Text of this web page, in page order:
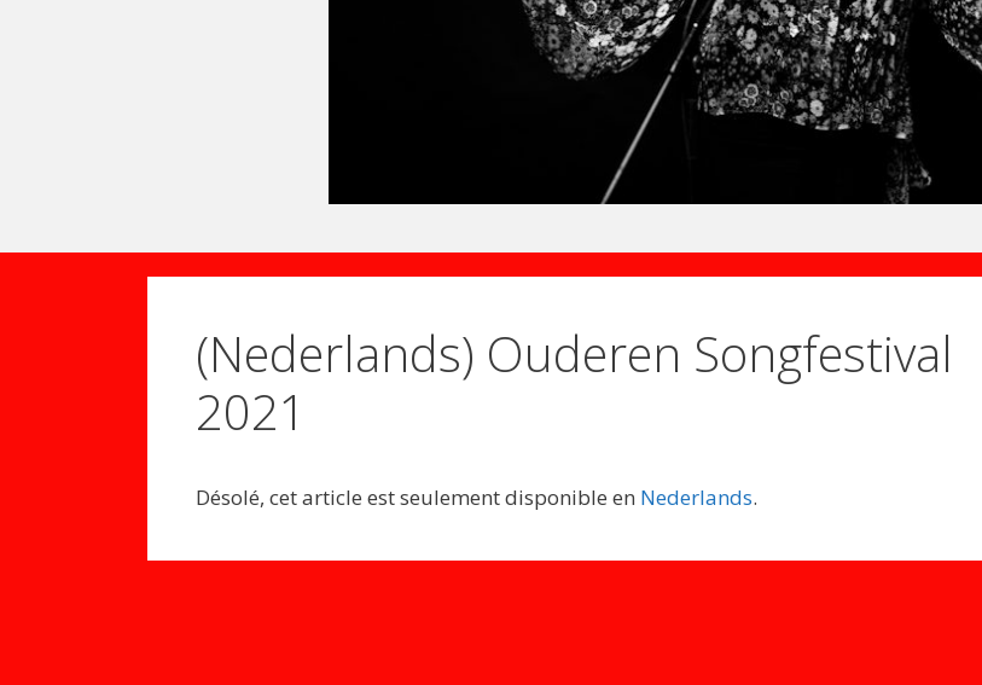
(Nederlands) Ouderen Songfestival
2021
Désolé, cet article est seulement disponible en Nederlands.